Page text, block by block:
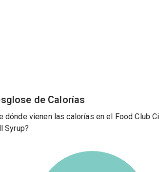
de Calorías
dónde vienen las calorías en el Food Club
Syrup?